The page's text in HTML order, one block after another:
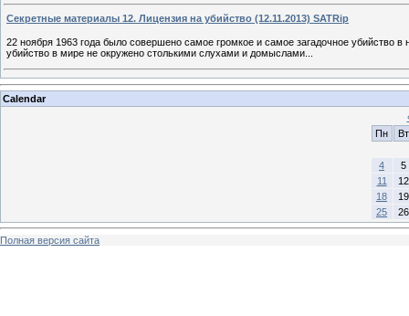
Секретные материалы 12. Лицензия на убийство (12.11.2013) SATRip
22 ноября 1963 года было совершено самое громкое и самое загадочное
убийство в мире не окружено столькими слухами и домыслами...
Calendar
Пн
Вт
4
5
11
12
18
19
25
26
Полная версия сайта